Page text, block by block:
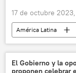
Venezuela
Sanciones de EEUU
Partido Socialista
17 de octubre 2023,
América Latina
Daniel Noboa
relaciones
El Gobierno y la
proponen celebrar